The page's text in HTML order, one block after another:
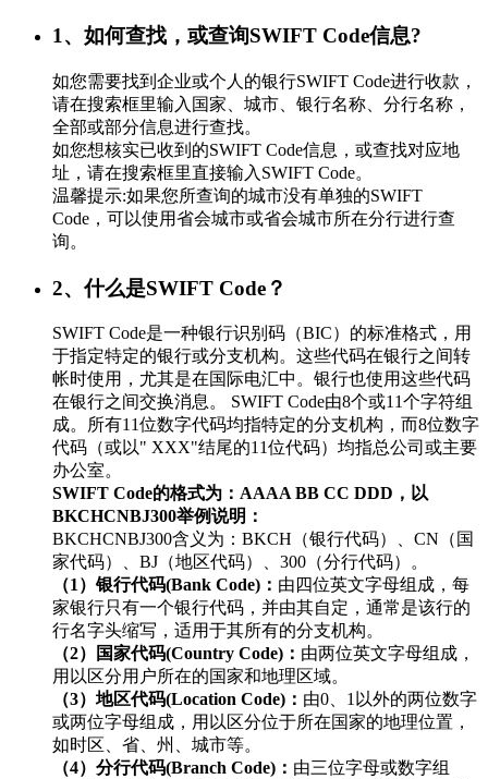
1、如何查找，或查询SWIFT Code信息?
如您需要找到企业或个人的银行SWIFT Code进行收款，
请在搜索框里输入国家、城市、银行名称、分行名称，
全部或部分信息进行查找。
如您想核实已收到的SWIFT Code信息，或查找对应地
址，请在搜索框里直接输入SWIFT Code。
温馨提示:如果您所查询的城市没有单独的SWIFT
Code，可以使用省会城市或省会城市所在分行进行查
询。
2、什么是SWIFT Code？
SWIFT Code是一种银行识别码（BIC）的标准格式，用
于指定特定的银行或分支机构。这些代码在银行之间转
帐时使用，尤其是在国际电汇中。银行也使用这些代码
在银行之间交换消息。 SWIFT Code由8个或11个字符组
成。所有11位数字代码均指特定的分支机构，而8位数字
代码（或以" XXX"结尾的11位代码）均指总公司或主要
办公室。
SWIFT Code的格式为：AAAA BB CC DDD，以
BKCHCNBJ300举例说明：
BKCHCNBJ300含义为：BKCH（银行代码）、CN（国
家代码）、BJ（地区代码）、300（分行代码）。
（1）银行代码(Bank Code)： 由四位英文字母组成，每
家银行只有一个银行代码，并由其自定，通常是该行的
行名字头缩写，适用于其所有的分支机构。
（2）国家代码(Country Code)： 由两位英文字母组成，
用以区分用户所在的国家和地理区域。
（3）地区代码(Location Code)： 由0、1以外的两位数字
或两位字母组成，用以区分位于所在国家的地理位置，
如时区、省、州、城市等。
（4）分行代码(Branch Code)： 由三位字母或数字组